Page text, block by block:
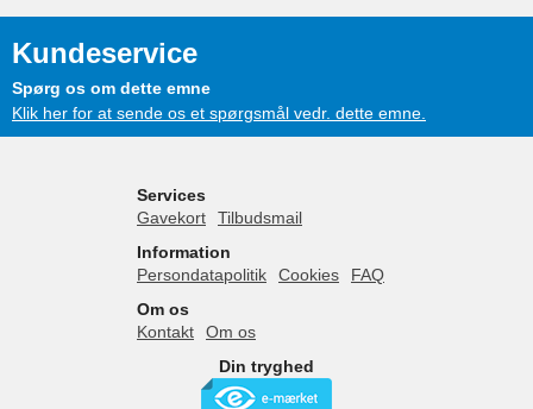
Kundeservice
Spørg os om dette emne
Klik her for at sende os et spørgsmål vedr. dette emne.
Services
Gavekort
Tilbudsmail
Information
Persondatapolitik
Cookies
FAQ
Om os
Kontakt
Om os
Din tryghed